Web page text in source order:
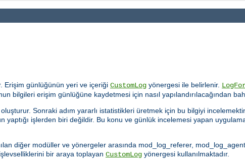
Erişim günlüğünün yeri ve içeriği CustomLog yönergesi ile belirlenir.
bilgileri erişim günlüğüne kaydetmesi için nasıl yapılandırılacağından
Sonraki adım yararlı istatistikleri üretmek için bu bilgiyi
işlerden biri değildir. Bu konu ve günlük incelemesi yapan
diğer modüller ve yönergeler arasında mod_log_referer,
bir araya toplayan CustomLog yönergesi kullanılmaktadır.